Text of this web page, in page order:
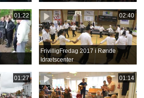
01:22 02:40
FrivilligFredag 2017 i Rønde
Idrætscenter
01:27 01:14